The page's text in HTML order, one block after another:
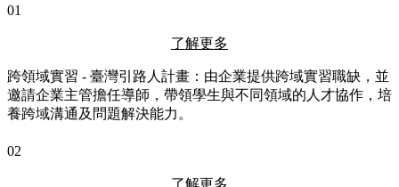
01
了解更多
跨領域實習 - 臺灣引路人計畫：由企業提供跨域實習職缺，並
邀請企業主管擔任導師，帶領學生與不同領域的人才協作，培
養跨域溝通及問題解決能力。
02
了解更多